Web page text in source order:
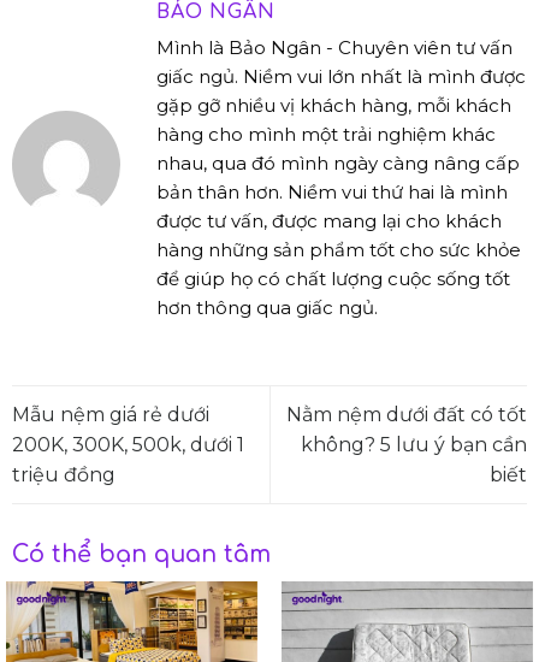
BẢO NGÂN
Mình là Bảo Ngân - Chuyên viên tư vấn
giấc ngủ. Niềm vui lớn nhất là mình được
gặp gỡ nhiều vị khách hàng, mỗi khách
hàng cho mình một trải nghiệm khác
nhau, qua đó mình ngày càng nâng cấp
bản thân hơn. Niềm vui thứ hai là mình
được tư vấn, được mang lại cho khách
hàng những sản phẩm tốt cho sức khỏe
để giúp họ có chất lượng cuộc sống tốt
hơn thông qua giấc ngủ.
Mẫu nệm giá rẻ dưới
200K, 300K, 500k, dưới 1
triệu đồng
Nằm nệm dưới đất có tốt
không? 5 lưu ý bạn cần
biết
Có thể bạn quan tâm